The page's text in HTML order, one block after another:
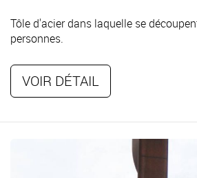
Tôle d'acier dans laquelle se
personnes.
VOIR DÉTAIL